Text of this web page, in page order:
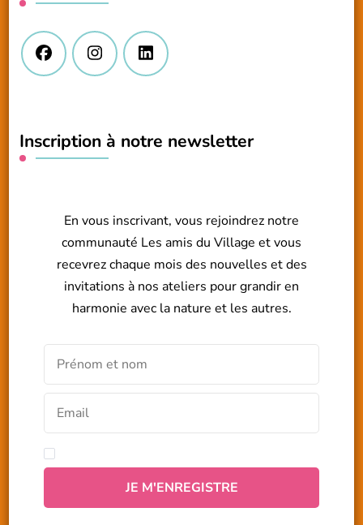
Inscription à notre newsletter
En vous inscrivant, vous rejoindrez notre
communauté Les amis du Village et vous
recevrez chaque mois des nouvelles et des
invitations à nos ateliers pour grandir en
harmonie avec la nature et les autres.